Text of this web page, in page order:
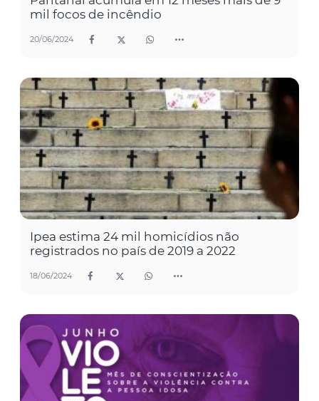
mil focos de incêndio
20/06/2024
Ipea estima 24 mil homicídios não
registrados no país de 2019 a 2022
18/06/2024